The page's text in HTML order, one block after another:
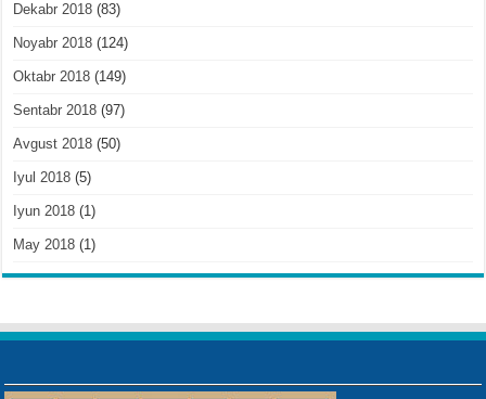
Dekabr 2018 (83)
Noyabr 2018 (124)
Oktabr 2018 (149)
Sentabr 2018 (97)
Avgust 2018 (50)
Iyul 2018 (5)
Iyun 2018 (1)
May 2018 (1)